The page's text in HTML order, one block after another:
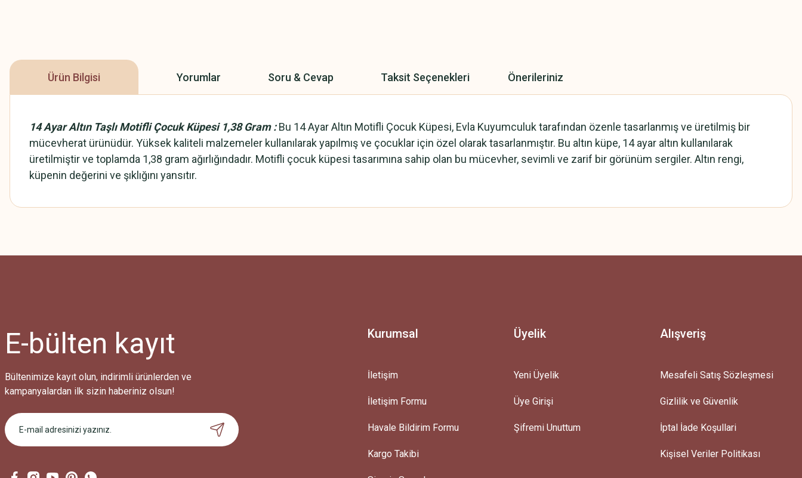
Ürün Bilgisi Yorumlar Soru & Cevap Taksit Seçenekleri Önerileriniz
14 Ayar Altın Taşlı Motifli Çocuk Küpesi 1,38 Gram :Bu 14 Ayar Altın Motifli Çocuk Küpesi, Evla Kuyumculuk tarafından özenle tasarlanmış ve üretilmiş bir
mücevherat ürünüdür. Yüksek kaliteli malzemeler kullanılarak yapılmış ve çocuklar için özel olarak tasarlanmıştır. Bu altın küpe, 14 ayar altın kullanılarak
üretilmiştir ve toplamda 1,38 gram ağırlığındadır. Motifli çocuk küpesi tasarımına sahip olan bu mücevher, sevimli ve zarif bir görünüm sergiler. Altın rengi,
küpenin değerini ve şıklığını yansıtır.
Bu ürüne ilk yorumu siz yapın!
Ürün hakkında henüz soru sorulmamış.
Bu ürüne benzer farklı alternatifler olmalı.
Gönder
E-bülten kayıt
Bültenimize kayıt olun, indirimli ürünlerden ve
kampanyalardan ilk sizin haberiniz olsun!
Kurumsal
İletişim
İletişim Formu
Havale Bildirim Formu
Kargo Takibi
Üyelik
Yeni Üyelik
Üye Girişi
Şifremi Unuttum
Alışveriş
Mesafeli Satış Sözleşmesi
Gizlilik ve Güvenlik
İptal İade Koşullari
Kişisel Veriler Politikası